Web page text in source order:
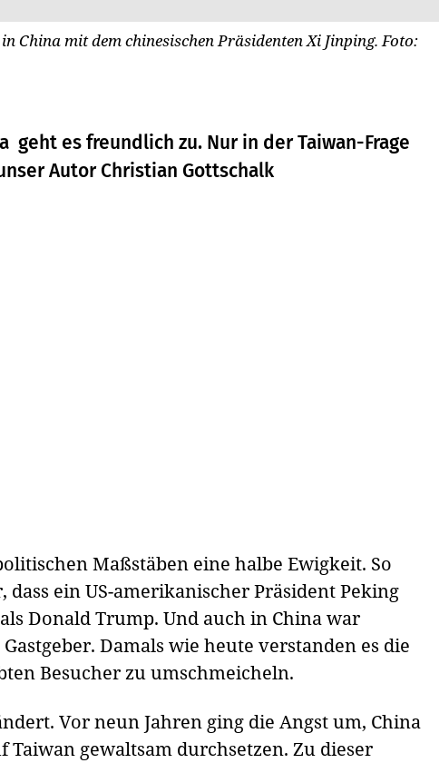
China mit dem chinesischen Präsidenten Xi Jinping. Foto:
geht es freundlich zu. Nur in der Taiwan-Frage
Autor Christian Gottschalk
Maßstäben eine halbe Ewigkeit. So
dass ein US-amerikanischer Präsident Peking
Donald Trump. Und auch in China war
Damals wie heute verstanden es die
Besucher zu umschmeicheln.
Vor neun Jahren ging die Angst um, China
Taiwan gewaltsam durchsetzen. Zu dieser